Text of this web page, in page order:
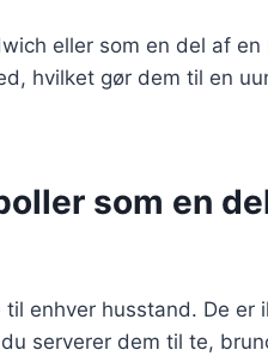
eller som en del af
hvilket gør dem til en
som en
enhver husstand. De er
serverer dem til te,